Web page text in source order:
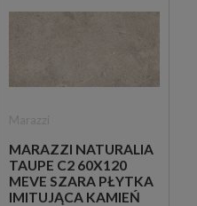
MARAZZI NATURALIA
TAUPE C2 60X120
MEVE SZARA PŁYTKA
IMITUJĄCA KAMIEŃ